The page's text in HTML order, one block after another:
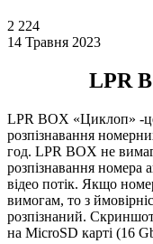
2 224
14 Травня 2023
LPR
LPR BOX «Циклоп» -
розпізнавання
год. LPR BOX не
розпізнавання номера
відео потік. Якщо
вимогам, то з
розпізнаний.
на MicroSD карті (16